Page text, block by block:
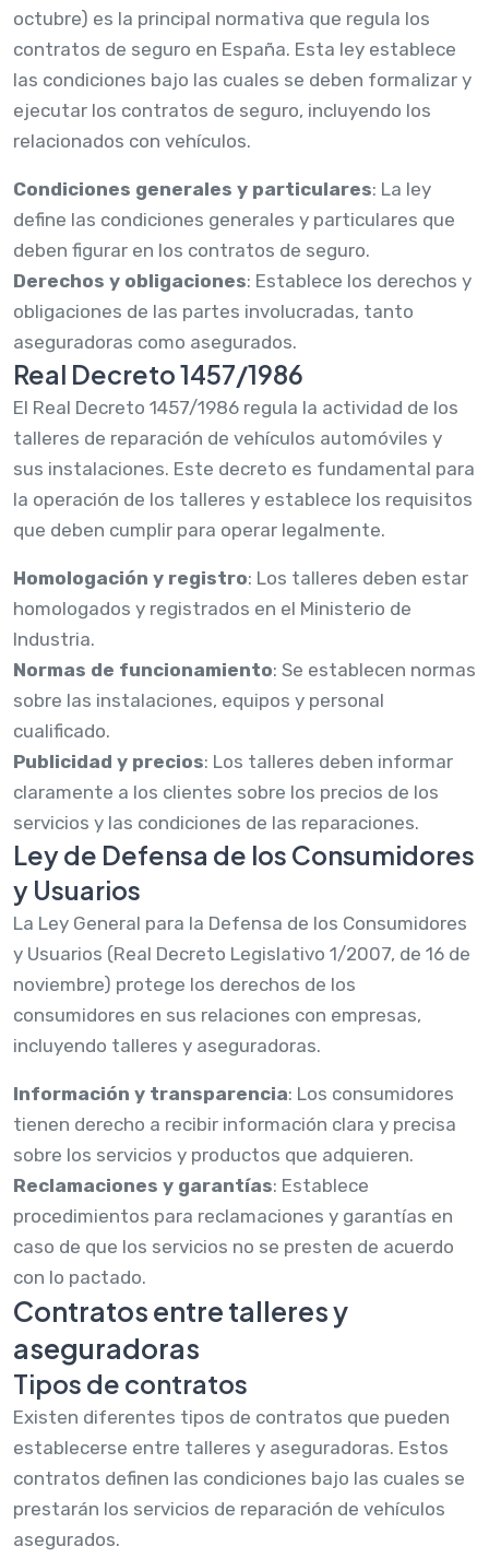
octubre) es la principal normativa que regula los
contratos de seguro en España. Esta ley establece
las condiciones bajo las cuales se deben formalizar y
ejecutar los contratos de seguro, incluyendo los
relacionados con vehículos.
Condiciones generales y particulares: La ley
define las condiciones generales y particulares que
deben figurar en los contratos de seguro.
Derechos y obligaciones: Establece los derechos y
obligaciones de las partes involucradas, tanto
aseguradoras como asegurados.
Real Decreto 1457/1986
El Real Decreto 1457/1986 regula la actividad de los
talleres de reparación de vehículos automóviles y
sus instalaciones. Este decreto es fundamental para
la operación de los talleres y establece los requisitos
que deben cumplir para operar legalmente.
Homologación y registro: Los talleres deben estar
homologados y registrados en el Ministerio de
Industria.
Normas de funcionamiento: Se establecen normas
sobre las instalaciones, equipos y personal
cualificado.
Publicidad y precios: Los talleres deben informar
claramente a los clientes sobre los precios de los
servicios y las condiciones de las reparaciones.
Ley de Defensa de los Consumidores
y Usuarios
La Ley General para la Defensa de los Consumidores
y Usuarios (Real Decreto Legislativo 1/2007, de 16 de
noviembre) protege los derechos de los
consumidores en sus relaciones con empresas,
incluyendo talleres y aseguradoras.
Información y transparencia: Los consumidores
tienen derecho a recibir información clara y precisa
sobre los servicios y productos que adquieren.
Reclamaciones y garantías: Establece
procedimientos para reclamaciones y garantías en
caso de que los servicios no se presten de acuerdo
con lo pactado.
Contratos entre talleres y
aseguradoras
Tipos de contratos
Existen diferentes tipos de contratos que pueden
establecerse entre talleres y aseguradoras. Estos
contratos definen las condiciones bajo las cuales se
prestarán los servicios de reparación de vehículos
asegurados.